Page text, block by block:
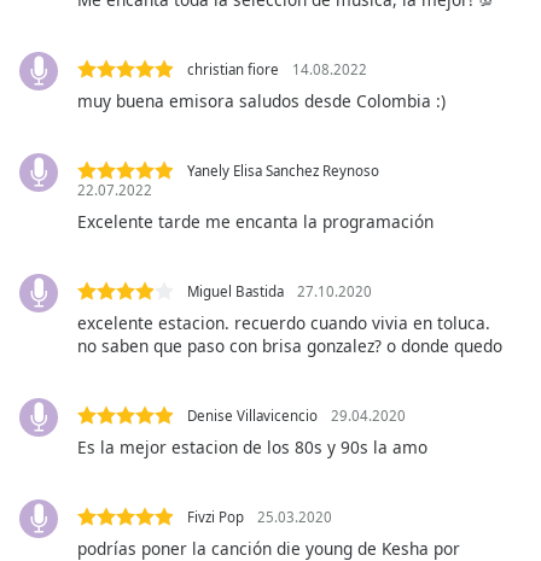
Opacity
Area
Background
Opacity
Style
christian fiore 14.08.2022
muy buena emisora saludos desde Colombia :)
Yanely Elisa Sanchez Reynoso
22.07.2022
Excelente tarde me encanta la programación
Miguel Bastida 27.10.2020
excelente estacion. recuerdo cuando vivia en toluca.
no saben que paso con brisa gonzalez? o donde quedo
Denise Villavicencio 29.04.2020
Es la mejor estacion de los 80s y 90s la amo
Fivzi Pop 25.03.2020
podrías poner la canción die young de Kesha por